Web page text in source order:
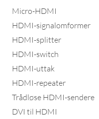
Micro-HDMI
HDMI-signalomformer
HDMI-splitter
HDMI-switch
HDMI-uttak
HDMI-repeater
Trådløse HDMI-sendere
DVI til HDMI